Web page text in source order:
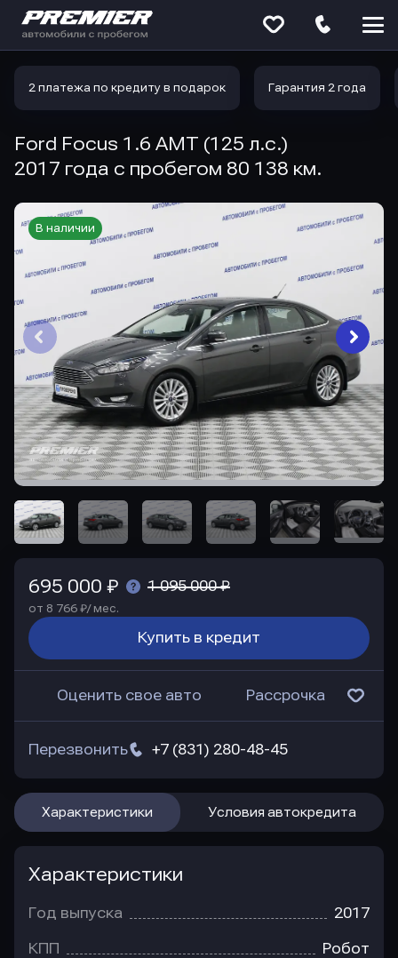
2 платежа по кредиту в подарок Гарантия 2 года
Ford Focus 1.6 AMT (125 л.с.)
2017 года с пробегом 80 138 км.
В наличии
695 000 ₽ 1 095 000 ₽
от 8 766 ₽/ мес.
Купить в кредит
Оценить свое авто Рассрочка
+7 (831) 280-48-45
Перезвонить
Характеристики Условия автокредита
Характеристики
Год выпуска 2017
КПП Робот